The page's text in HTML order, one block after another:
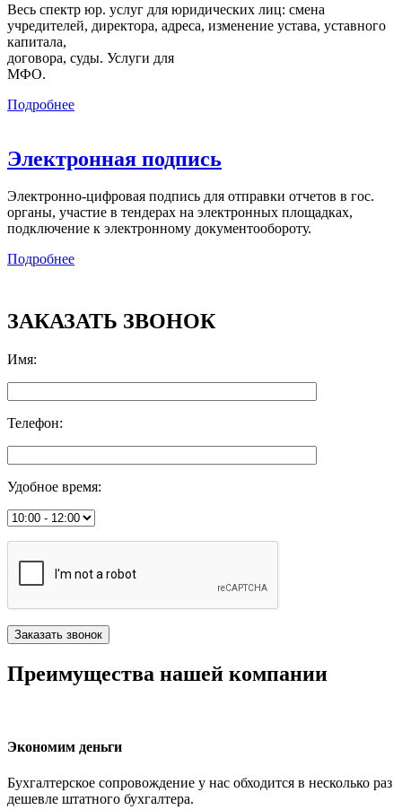
Весь спектр юр. услуг для юридических лиц: смена
учредителей, директора, адреса, изменение устава, уставного
капитала,
договора, суды. Услуги для
МФО.
Подробнее
Электронная подпись
Электронно-цифровая подпись для отправки отчетов в гос.
органы, участие в тендерах на электронных площадках,
подключение к электронному документообороту.
Подробнее
ЗАКАЗАТЬ ЗВОНОК
Имя:
Телефон:
Удобное время:
Преимущества нашей компании
Экономим деньги
Бухгалтерское сопровождение у нас обходится в несколько раз
дешевле штатного бухгалтера.